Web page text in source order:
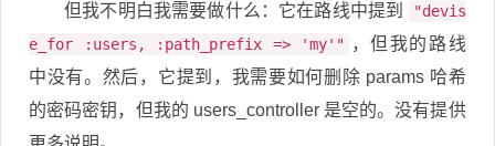
但我不明白我需要做什么：它在路线中提到
"devis
e_for :users, :path_prefix => 'my'" ，但我的路线
中没有。然后，它提到，我需要如何删除 params 哈希
的密码密钥，但我的 users_controller 是空的。没有提供